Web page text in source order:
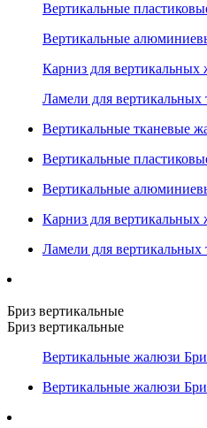
Вертикальные
Вертикальные
Карниз для вертикальных
Ламели для
Вертикальные тканевые
Вертикальные
Вертикальные
Карниз для вертикальных
Ламели для
Бриз вертикальные
Бриз вертикальные
Вертикальные жалюзи
Вертикальные жалюзи